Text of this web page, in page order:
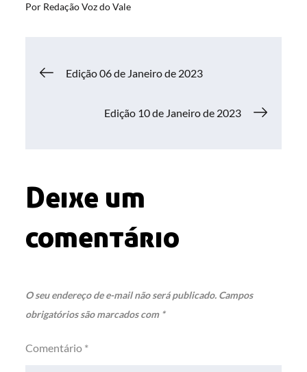
Por Redação Voz do Vale
Navegação
Edição 06 de Janeiro de 2023
Edição 10 de Janeiro de 2023
Deixe um
comentário
O seu endereço de e-mail não será publicado. Campos
obrigatórios são marcados com *
Comentário *